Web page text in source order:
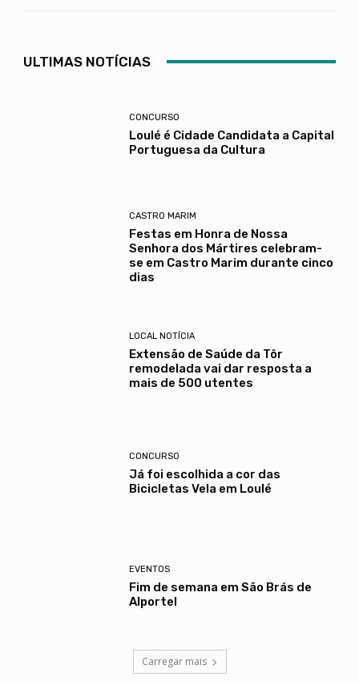
ULTIMAS NOTÍCIAS
CONCURSO
Loulé é Cidade Candidata a Capital
Portuguesa da Cultura
CASTRO MARIM
Festas em Honra de Nossa
Senhora dos Mártires celebram-
se em Castro Marim durante cinco
dias
LOCAL NOTÍCIA
Extensão de Saúde da Tôr
remodelada vai dar resposta a
mais de 500 utentes
CONCURSO
Já foi escolhida a cor das
Bicicletas Vela em Loulé
EVENTOS
Fim de semana em São Brás de
Alportel
Carregar mais